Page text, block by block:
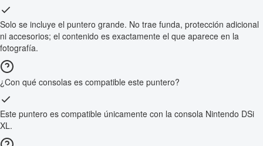
Solo se incluye el puntero grande. No trae funda, protección adicional
ni accesorios; el contenido es exactamente el que aparece en la
fotografía.
¿Con qué consolas es compatible este puntero?
Este puntero es compatible únicamente con la consola Nintendo DSi
XL.